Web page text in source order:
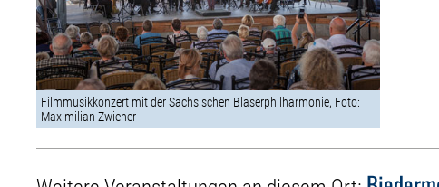
Filmmusikkonzert mit der Sächsischen Bläserphilharmonie, Foto:
Maximilian Zwiener